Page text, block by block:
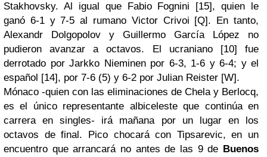
Stakhovsky. Al igual que Fabio Fognini [15], quien le
ganó 6-1 y 7-5 al rumano Victor Crivoi [Q]. En tanto,
Alexandr
Dolgopolov y Guillermo García López no
pudieron avanzar a octavos. El ucraniano[10] fue
derrotado por Jarkko Nieminenpor 6-3, 1-6 y 6-4; y el
español [14], por 7-6 (5) y 6-2 por Julian Reister [W].
Mónaco -quien con las eliminaciones de Chelay Berlocq,
es el único representante albicelesteque continúa en
carrera en singles- irá mañana por un lugar en los
octavos de final. Picochocará con Tipsarevic, en un
encuentro que arrancará no antes de las 9 de Buenos